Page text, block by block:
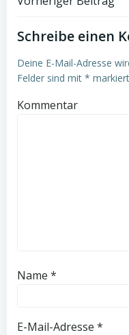
Schreibe einen
Deine E-Mail-Adresse
Felder sind mit * markiert
Kommentar
Name *
E-Mail-Adresse *